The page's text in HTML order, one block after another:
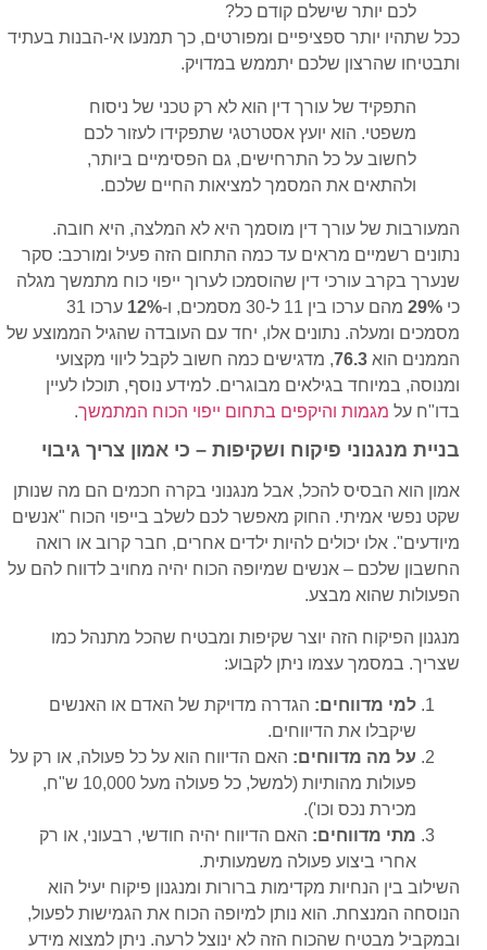
לכם יותר שישלם קודם כל?
ככל שתהיו יותר ספציפיים ומפורטים, כך תמנעו אי-הבנות בעתיד
ותבטיחו שהרצון שלכם יתממש במדויק.
התפקיד של עורך דין הוא לא רק טכני של ניסוח
משפטי. הוא יועץ אסטרטגי שתפקידו לעזור לכם
לחשוב על כל התרחישים, גם הפסימיים ביותר,
ולהתאים את המסמך למציאות החיים שלכם.
המעורבות של עורך דין מוסמך היא לא המלצה, היא חובה.
נתונים רשמיים מראים עד כמה התחום הזה פעיל ומורכב: סקר
שנערך בקרב עורכי דין שהוסמכו לערוך ייפוי כוח מתמשך מגלה
כי 29% מהם ערכו בין 11 ל-30 מסמכים, ו- 12%
ערכו 31
מסמכים ומעלה. נתונים אלו, יחד עם העובדה שהגיל הממוצע של
הממנים הוא 76.3, מדגישים כמה חשוב לקבל ליווי מקצועי
ומנוסה, במיוחד בגילאים מבוגרים. למידע נוסף, תוכלו לעיין
בדו"ח על מגמות והיקפים בתחום ייפוי הכוח המתמשך.
בניית מנגנוני פיקוח ושקיפות – כי אמון צריך גיבוי
אמון הוא הבסיס להכל, אבל מנגנוני בקרה חכמים הם מה שנותן
שקט נפשי אמיתי. החוק מאפשר לכם לשלב בייפוי הכוח "אנשים
מיודעים". אלו יכולים להיות ילדים אחרים, חבר קרוב או רואה
החשבון שלכם – אנשים שמיופה הכוח יהיה מחויב לדווח להם על
הפעולות שהוא מבצע.
מנגנון הפיקוח הזה יוצר שקיפות ומבטיח שהכל מתנהל כמו
שצריך. במסמך עצמו ניתן לקבוע:
למי מדווחים: הגדרה מדויקת של האדם או האנשים
שיקבלו את הדיווחים.
על מה מדווחים: האם הדיווח הוא על כל פעולה, או רק על
פעולות מהותיות (למשל, כל פעולה מעל 10,000 ש"ח,
מכירת נכס וכו').
מתי מדווחים: האם הדיווח יהיה חודשי, רבעוני, או רק
אחרי ביצוע פעולה משמעותית.
השילוב בין הנחיות מקדימות ברורות ומנגנון פיקוח יעיל הוא
הנוסחה המנצחת. הוא נותן למיופה הכוח את הגמישות לפעול,
ובמקביל מבטיח שהכוח הזה לא ינוצל לרעה. ניתן למצוא מידע